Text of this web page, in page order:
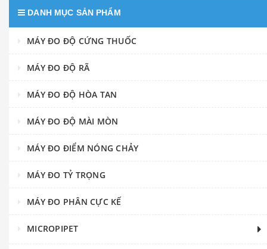
DANH MỤC SẢN PHẨM
MÁY ĐO ĐỘ CỨNG THUỐC
MÁY ĐO ĐỘ RÃ
MÁY ĐO ĐỘ HÒA TAN
MÁY ĐO ĐỘ MÀI MÒN
MÁY ĐO ĐIỂM NÓNG CHẢY
MÁY ĐO TỶ TRỌNG
MÁY ĐO PHÂN CỰC KẾ
MICROPIPET